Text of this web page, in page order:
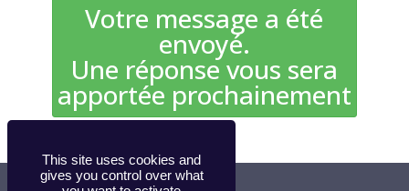
Votre message a été
envoyé.
Une réponse vous sera
apportée prochainement
This site uses cookies and
gives you control over what